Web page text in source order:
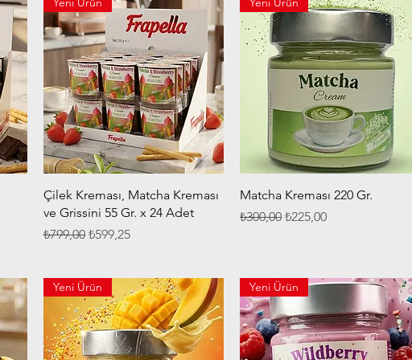
Hızlı Bakış
Çilek Kreması, Matcha Kreması
ve Grissini 55 Gr. x 24 Adet
Normal Fiyat
₺799,00 İndirimli Fiyat
₺599,25
Hızlı Bakış
Matcha Kreması 220 Gr.
Normal Fiyat
₺300,00 İndirimli Fiyat
₺225,00
Yeni Ürün Yeni Ürün